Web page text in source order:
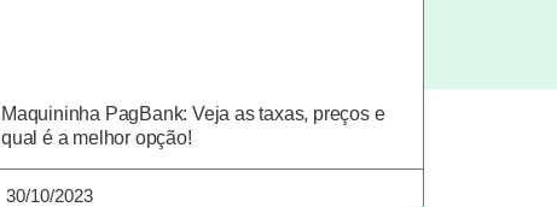
Maquininha PagBank: Veja as taxas, preços e
qual é a melhor opção!
30/10/2023